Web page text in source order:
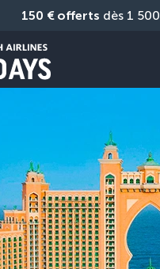
150 € offerts dès 1